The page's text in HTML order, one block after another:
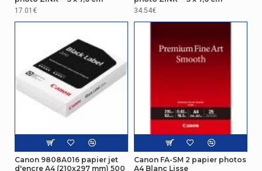
17.01€ 34.54€
Canon 9808A016 papier jet
d'encre A4 (210x297 mm) 500
Canon FA-SM 2 papier photos
A4 Blanc Lisse